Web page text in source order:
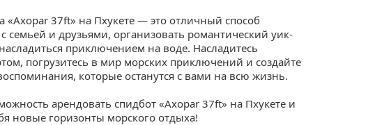
«Axopar 37ft» на Пхукете — это отличный способ
семьей и друзьями, организовать романтический уик-
приключением на воде. Насладитесь
погрузитесь в мир морских приключений и создайте
которые останутся с вами на всю жизнь.
арендовать спидбот «Axopar 37ft» на Пхукете и
новые горизонты морского отдыха!